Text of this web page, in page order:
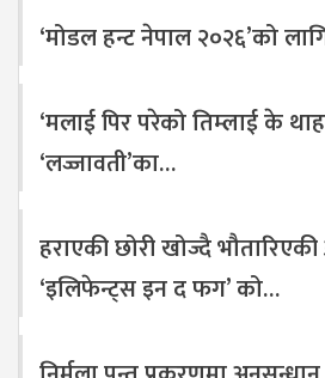
‘मोडल हन्ट नेपाल २०२६’को
‘मलाई पिर परेको तिम्लाई के
‘लज्जावती’का…
हराएकी छोरी खोज्दै
‘इलिफेन्ट्स इन द फग’ को…